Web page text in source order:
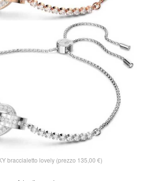
braccialetto lovely (prezzo 135,00 €)